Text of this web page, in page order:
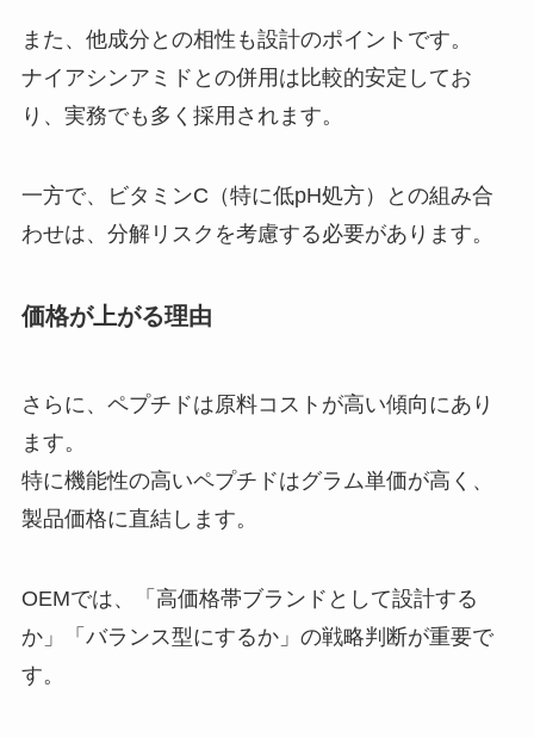
また、他成分との相性も設計のポイントです。
ナイアシンアミドとの併用は比較的安定してお
り、実務でも多く採用されます。
一方で、ビタミンC（特に低pH処方）との組み合
わせは、分解リスクを考慮する必要があります。
価格が上がる理由
さらに、ペプチドは原料コストが高い傾向にあり
ます。
特に機能性の高いペプチドはグラム単価が高く、
製品価格に直結します。
OEMでは、「高価格帯ブランドとして設計する
か」「バランス型にするか」の戦略判断が重要で
す。